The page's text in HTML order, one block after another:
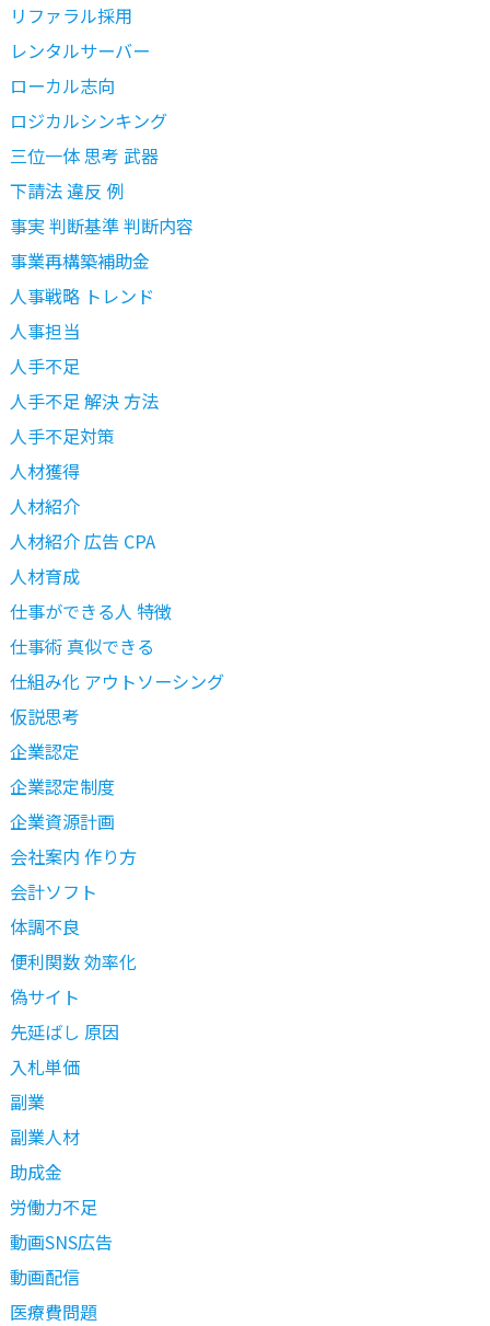
リファラル採用
レンタルサーバー
ローカル志向
ロジカルシンキング
三位一体 思考 武器
下請法 違反 例
事実 判断基準 判断内容
事業再構築補助金
人事戦略 トレンド
人事担当
人手不足
人手不足 解決 方法
人手不足対策
人材獲得
人材紹介
人材紹介 広告 CPA
人材育成
仕事ができる人 特徴
仕事術 真似できる
仕組み化 アウトソーシング
仮説思考
企業認定
企業認定制度
企業資源計画
会社案内 作り方
会計ソフト
体調不良
便利関数 効率化
偽サイト
先延ばし 原因
入札単価
副業
副業人材
助成金
労働力不足
動画SNS広告
動画配信
医療費問題